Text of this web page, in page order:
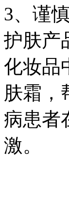
3、谨
护肤产
化妆品
肤霜，
病患者
激。